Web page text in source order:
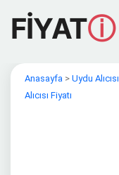
FİYATⓘ
Anasayfa > Uydu Alıcısı
Alıcısı Fiyatı